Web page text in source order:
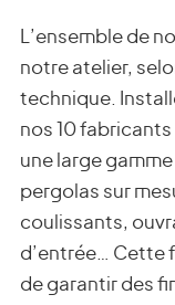
L’ensemble de
notre atelier,
technique.
nos 10
une large
pergolas sur
coulissants,
d’entrée… Cette
de garantir des